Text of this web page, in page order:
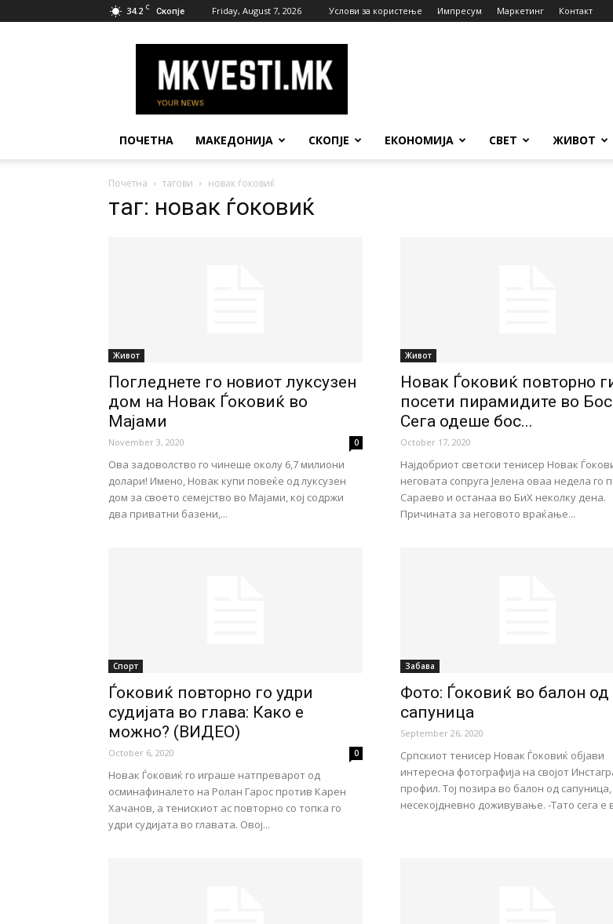
34.2 C Скопје Friday, August 7, 2026 Услови за користење Импресум Маркетинг Контакт
Вести
ПОЧЕТНА МАКЕДОНИЈА СКОПЈЕ ЕКОНОМИЈА СВЕТ ЖИВОТ
Почетна тагови новак ѓоковиќ
таг: новак ѓоковиќ
Живот
Погледнете го новиот луксузен
дом на Новак Ѓоковиќ во
Мајами
November 3, 2020 0
Oва задоволство го чинеше околу 6,7 милиони
долари! Имено, Новак купи повеќе од луксузен
дом за своето семејство во Мајами, кој содржи
два приватни базени,...
Живот
Новак Ѓоковиќ повторно
посети пирамидите во
Сега одеше бос...
October 17, 2020
Најдобриот светски тенисер Новак
неговата сопруга Јелена оваа недела го
Сараево и останаа во БиХ неколку дена.
Причината за неговото враќање...
Спорт
Ѓоковиќ повторно го удри
судијата во глава: Како е
можно? (ВИДЕО)
October 6, 2020 0
Новак Ѓоковиќ го играше натпреварот од
осминафиналето на Ролан Гарос против Карен
Хачанов, а тенискиот ас повторно со топка го
удри судијата во главата. Овој...
Забава
Фото: Ѓоковиќ во балон од
сапуница
September 26, 2020
Српскиот тенисер Новак Ѓоковиќ објави
интересна фотографија на својот
профил. Тој позира во балон од
несекојдневно доживување. -Тато сега е